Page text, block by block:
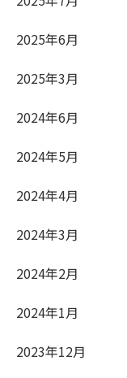
2025年6月
2025年3月
2024年6月
2024年5月
2024年4月
2024年3月
2024年2月
2024年1月
2023年12月